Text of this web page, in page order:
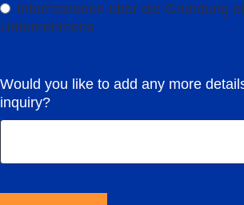
Informationen über die Gründung
Unternehmens
Would you like to add any more
inquiry?